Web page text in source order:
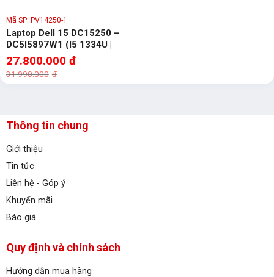
Mã SP: PV14250-1
Laptop Dell 15 DC15250 –
DC5I5897W1 (I5 1334U |
16GB | 512GB | Full HD |
Win11)
31.990.000 đ
27.800.000 đ
Thông tin chung
Giới thiệu
Tin tức
Liên hệ - Góp ý
Khuyến mãi
Báo giá
Quy định và chính sách
Hướng dẫn mua hàng